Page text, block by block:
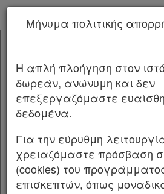
Κεφαλίδα
Σώμα [-]
ΜΕΡΟΣ Α΄ [-]
ΚΕΦΑΛΑΙΟ Α΄
Παρ.1
Άρθρο 2 [-]
Παρ.1
Παρ.2
Νέα υπηρεσία Kodiko
Νόμος 4447/2016
Αλλαγές που
Σχετικά: 1
Με τις
απότο Νόμο
NOMOΣ ΥΠ’ ΑΡΙΘΜ. 4447
Μήνυμα πολιτικής
H απλή πλοήγηση στον
δωρεάν, ανώνυμη και δεν
επεξεργαζόμαστε
δεδομένα.
Για την εύρυθμη
χρειαζόμαστε πρόσβαση
(cookies) του
επισκεπτών, όπως